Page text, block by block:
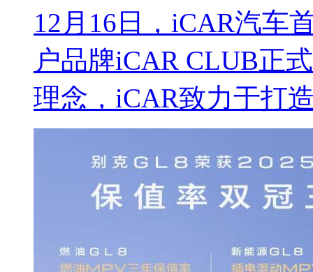
12月16日，iCAR汽车
户品牌iCAR CLUB正
理念，iCAR致力于打